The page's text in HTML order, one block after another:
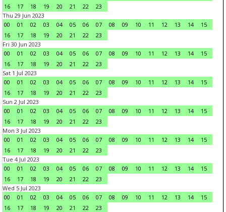
16
17 18 19 20 21 22
23
Thu 29 Jun 2023
00
01 02 03 04 05 06 07 08 09 10 11 12 13 14
15
16
17 18 19 20 21 22
23
Fri 30 Jun 2023
00
01 02 03 04 05 06 07 08 09 10 11 12 13 14
15
16
17 18 19 20 21 22
23
Sat 1 Jul 2023
00
01 02 03 04 05 06 07 08 09 10 11 12 13 14
15
16
17 18 19 20 21 22
23
Sun 2 Jul 2023
00
01 02 03 04 05 06 07 08 09 10 11 12 13 14
15
16
17 18 19 20 21 22
23
Mon 3 Jul 2023
00
01 02 03 04 05 06 07 08 09 10 11 12 13 14
15
16
17 18 19 20 21 22
23
Tue 4 Jul 2023
00
01 02 03 04 05 06 07 08 09 10 11 12 13 14
15
16
17 18 19 20 21 22
23
Wed 5 Jul 2023
00
01 02 03 04 05 06 07 08 09 10 11 12 13 14
15
16
17 18 19 20 21 22
23